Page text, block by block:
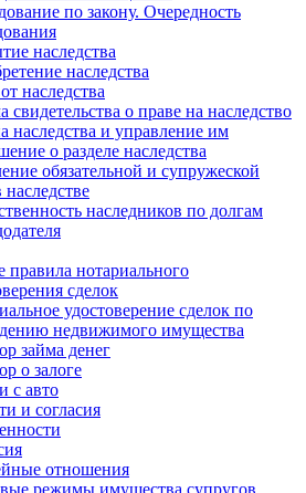
по закону. Очередность
наследства
наследства
наследства
свидетельства о праве на наследство
наследства и управление им
о разделе наследства
обязательной и супружеской
наследников по долгам
нотариального
сделок
удостоверение сделок по
недвижимого имущества
займа денег
о залоге
с авто
и согласия
отношения